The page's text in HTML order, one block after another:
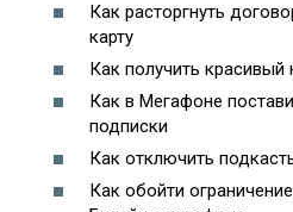
Как расторгнуть
карту
Как получить
Как в Мегафоне
подписки
Как отключить
Как обойти